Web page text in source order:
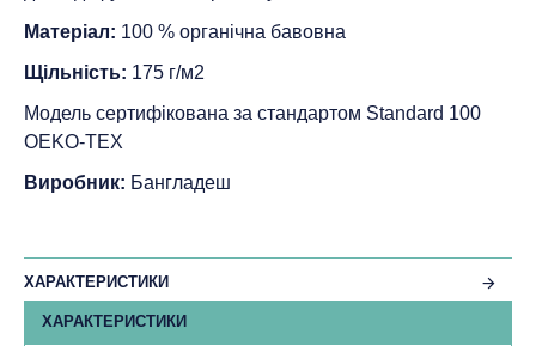
Матеріал: 100 % органічна бавовна
Щільність: 175 г/м2
Модель сертифікована за стандартом Standard 100
ОEKO-TEX
Виробник: Бангладеш
ХАРАКТЕРИСТИКИ
ХАРАКТЕРИСТИКИ